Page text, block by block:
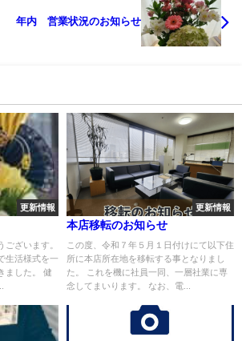
年内 営業状況のお知らせ
更新情報
ございます。
生活様式を一
ました。 健
更新情報
本店移転のお知らせ
この度、令和７年５月１日付けにて以下住
所に本店所在地を移転する事となりまし
た。 これを機に社員一同、一層社業に専
念してまいります。 なお、電...